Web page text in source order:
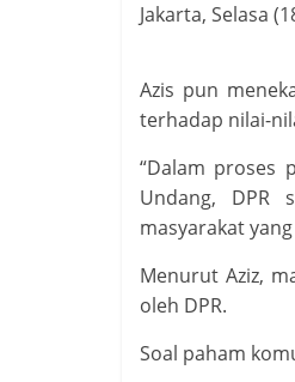
Jakarta, Selasa
Azis pun
terhadap nilai-
“Dalam proses
Undang, DPR
masyarakat
Menurut Aziz,
oleh DPR.
Soal paham